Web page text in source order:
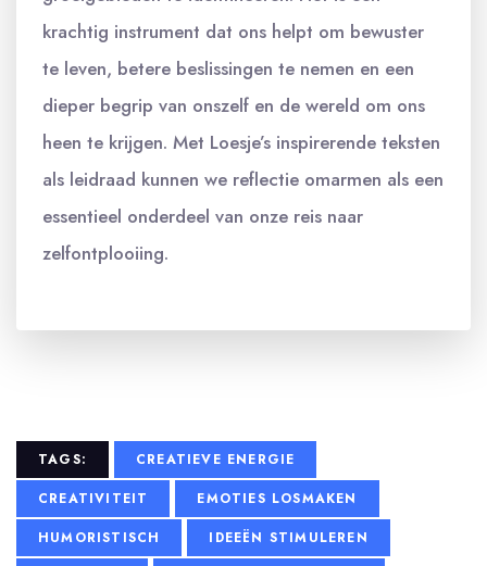
krachtig instrument dat ons helpt om bewuster
te leven, betere beslissingen te nemen en een
dieper begrip van onszelf en de wereld om ons
heen te krijgen. Met Loesje’s inspirerende teksten
als leidraad kunnen we reflectie omarmen als een
essentieel onderdeel van onze reis naar
zelfontplooiing.
TAGS:
CREATIEVE ENERGIE
CREATIVITEIT
EMOTIES LOSMAKEN
HUMORISTISCH
IDEEËN STIMULEREN